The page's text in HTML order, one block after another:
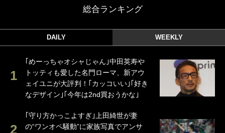
総合ランキング
DAILY WEEKLY
｢めーっちゃオシャじゃん｣中田英寿や
トッティも愛した名門ローマ、新アウ
ェイユニが大評判！｢カッコいい｣｢好き
なデザイン｣｢今年は2nd買おうかな｣
｢守り方かっこよすぎ｣上田綺世が妻
の“ワンオペ騒動”に家族写真でアンサ